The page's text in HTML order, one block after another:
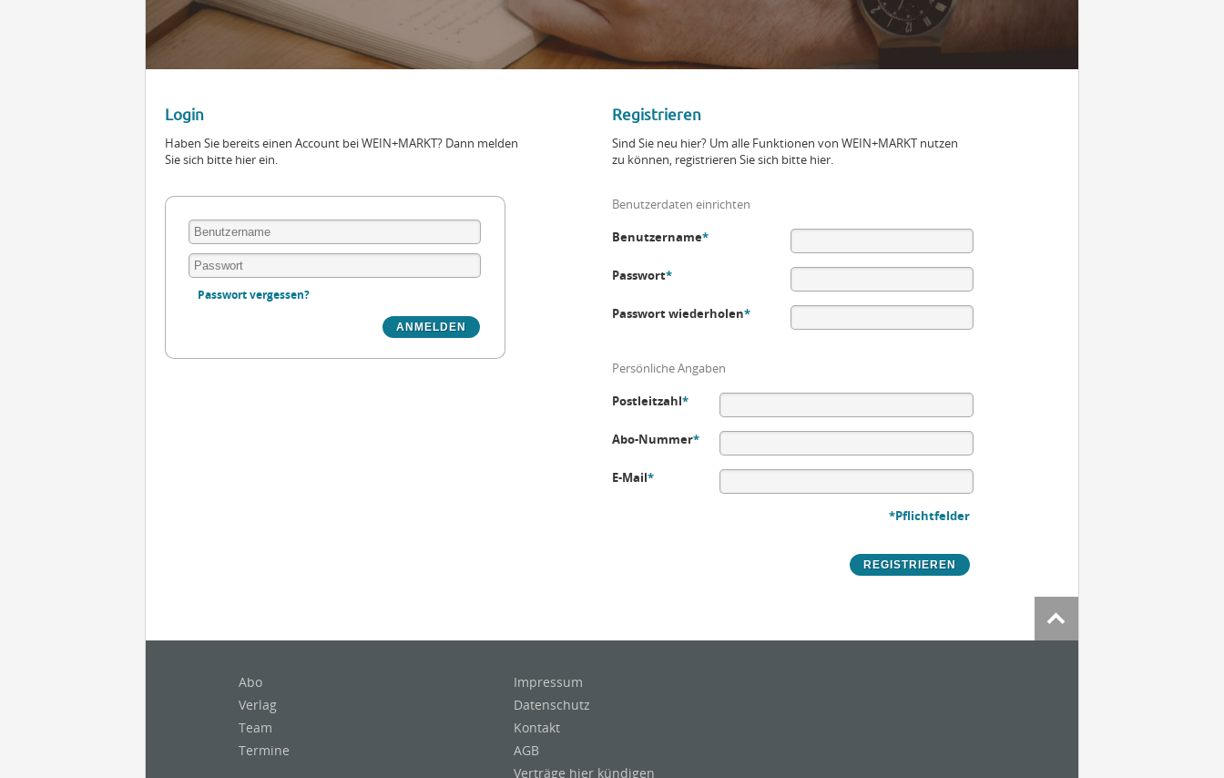
Login
Haben Sie bereits einen Account bei WEIN+MARKT? Dann melden
Sie sich bitte hier ein.
Passwort vergessen?
Registrieren
Sind Sie neu hier? Um alle Funktionen von WEIN+MARKT nutzen
zu können, registrieren Sie sich bitte hier.
Benutzerdaten einrichten
Benutzername*
Passwort*
Passwort wiederholen*
Persönliche Angaben
Postleitzahl*
Abo-Nummer*
E-Mail*
*Pflichtfelder
Abo
Verlag
Team
Termine
Impressum
Datenschutz
Kontakt
AGB
Verträge hier kündigen